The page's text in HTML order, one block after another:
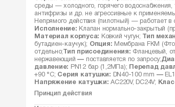
среды — холодного, горячего водоснабжения,
антифризы и др. не агрессивные к
Непрямого действия (пилотный) — работает
Исполнение: Клапан нормально-закрытый
Материал корпуса:
Ковкий чугун; Тип
бутадиен-каучук); Опция: Мембрана FKM
отдельно;Тип присоединения: Фланцевый,
нержавеющий — поставляется по запросу;
давление:
PN12 бар (1,2МПа); Перепад
+90 °С; Серия катушки: DN40-100 mm —
Напряжение катушки: AC220V, DC24V;
Принцип действия